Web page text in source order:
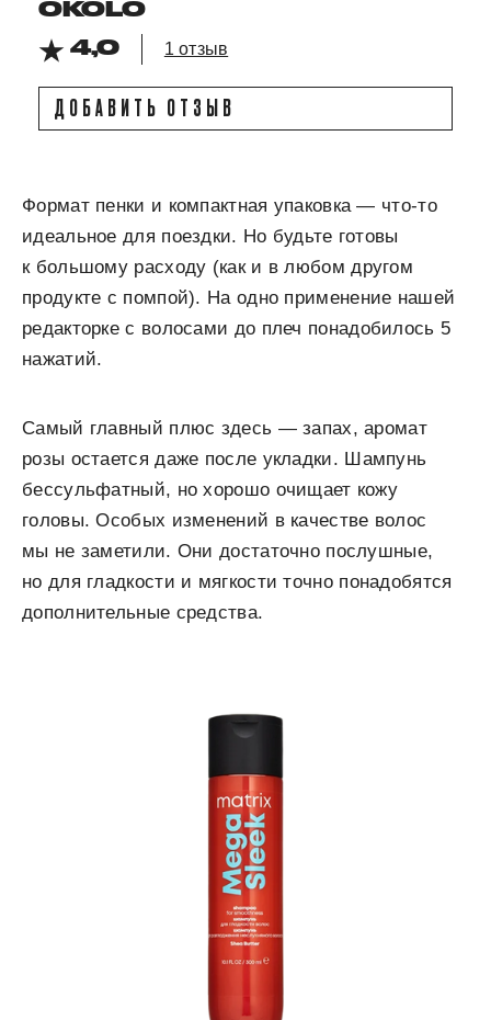
OKOLO
4,0
1 отзыв
ДОБАВИТЬ ОТЗЫВ
Формат пенки и компактная упаковка — что-то
идеальное для поездки. Но будьте готовы
к большому расходу (как и в любом другом
продукте с помпой). На одно применение нашей
редакторке с волосами до плеч понадобилось 5
нажатий.
Самый главный плюс здесь — запах, аромат
розы остается даже после укладки. Шампунь
бессульфатный, но хорошо очищает кожу
головы. Особых изменений в качестве волос
мы не заметили. Они достаточно послушные,
но для гладкости и мягкости точно понадобятся
дополнительные средства.